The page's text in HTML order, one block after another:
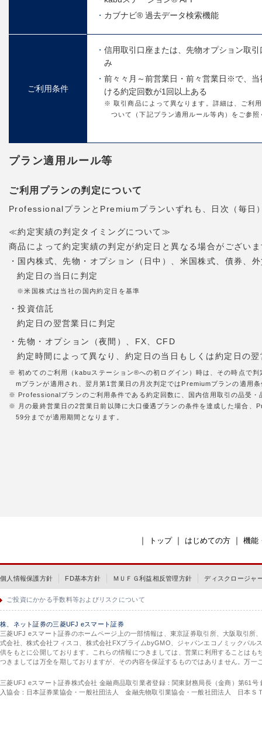
カブナビ® 過去データ検索機能
ご利用条件
信用取引口座または、先物オプション取
み
前々々月～前営業日・前々営業日※で、当
ける約定回数が1回以上ある
※ 取引商品によって異なります。詳細は、ご利
ついて（下記プラン適用ルール等内）をご参照
プラン適用ルール等
ご利用プランの判定について
ProfessionalプランとPremiumプランいずれも、日次（毎日
≪約定実績の判定タイミングについて≫
商品によって約定実績の判定が約定日と異なる場合がござい
・国内株式、先物・オプション（日中）、米国株式、債券、
約定日の当日に判定
※米国株式は当社の国内約定日を基準
・投資信託
約定日の翌営業日に判定
・先物・オプション（夜間）、FX、CFD
約定時間によって異なり、約定日の当日もしくは約定日の
※ 初めてのご利用（kabuステーション®への初ログイン）時は、その時点で
mプランが適用され、翌月第1営業日の月次判定ではPremiumプランの適用
※ Professionalプランのご利用条件である約定回数に、国内信用取引の品受
※ 月の最終営業日の2営業日前以降に大口優遇プランの条件を達成した場合
59分までが適用期間となります。
｜ トップ｜ はじめての方 ｜ 機能
個人情報保護方針 FD基本方針 ＭＵＦＧ利益相反管理方針 ディスクロージャ
ご投資にかかる手数料等およびリスクについて
株、ネット証券の三菱UFJ eスマート証券
三菱UFJ eスマート証券のホームページ上の一部情報は、東京証券取引所、大阪取引
式会社、株式会社フィスコ、株式会社FXプライムbyGMO、ジャパンエコノミックパ
供をもとに公開しております。これらの情報につきましては、営業に利用することは
つきましては万全を期しておりますが、その内容を保証するものではありません。万
三菱UFJ eスマート証券株式会社 金融商品取引業者登録：関東財務局長（金商）第61
入協会：日本証券業協会・一般社団法人 金融先物取引業協会・一般社団法人 日本